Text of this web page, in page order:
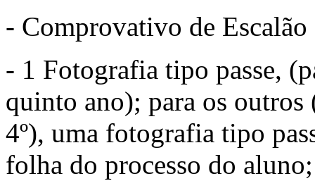
- Comprovativo de
- 1 Fotografia tipo passe,
quinto ano); para os outros
4º), uma fotografia tipo
folha do processo do aluno;